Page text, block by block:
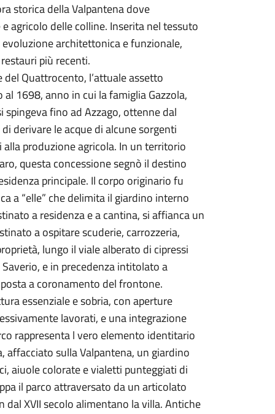
storica della Valpantena dove
agricolo delle colline. Inserita nel tessuto
architettonica e funzionale,
più recenti.
Quattrocento, l’attuale assetto
1698, anno in cui la famiglia Gazzola,
fino ad Azzago, ottenne dal
derivare le acque di alcune sorgenti
produzione agricola. In un territorio
questa concessione segnò il destino
principale. Il corpo originario fu
a “elle” che delimita il giardino interno
a residenza e a cantina, si affianca un
a ospitare scuderie, carrozzeria,
lungo il viale alberato di cipressi
e in precedenza intitolato a
a coronamento del frontone.
essenziale e sobria, con aperture
lavorati, e una integrazione
rappresenta l vero elemento identitario
sulla Valpantena, un giardino
aiuole colorate e vialetti punteggiati di
il parco attraversato da un articolato
XVII secolo alimentano la villa. Antiche